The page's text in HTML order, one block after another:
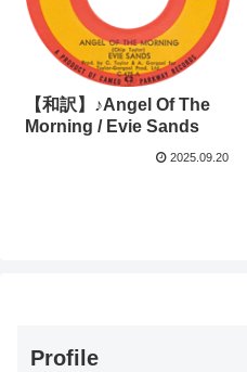
【和訳】♪Angel Of The
Morning / Evie Sands
2025.09.20
Profile